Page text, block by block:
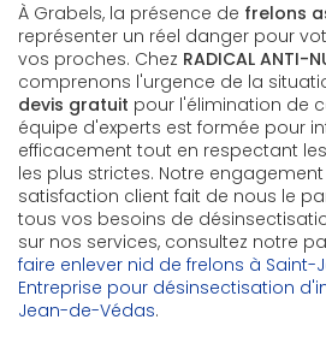
À Grabels, la présence de frelons
représenter un réel danger pour
vos proches. Chez RADICAL ANTI-
comprenons l'urgence de la
devis gratuit pour l'élimination de
équipe d'experts est formée pour
efficacement tout en respectant les
les plus strictes. Notre
satisfaction client fait de nous le
tous vos besoins de
sur nos services, consultez notre
faire enlever nid de frelons à
Entreprise pour désinsectisation
Jean-de-Védas.